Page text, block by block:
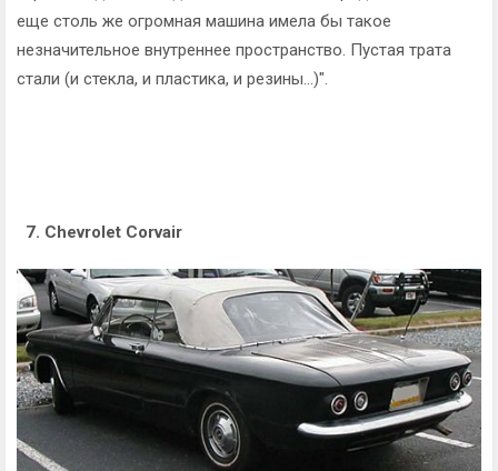
еще столь же огромная машина имела бы такое
незначительное внутреннее пространство. Пустая трата
стали (и стекла, и пластика, и резины...)".
7. Chevrolet Corvair